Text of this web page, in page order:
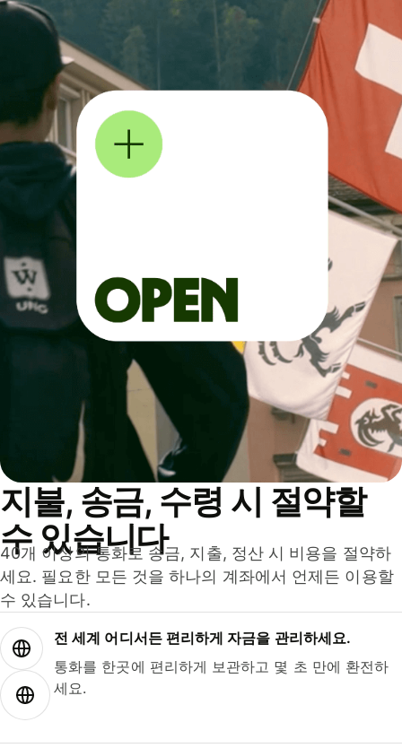
지불, 송금, 수령 시 절약할
수 있습니다
40개 이상의 통화로 송금, 지출, 정산 시 비용을 절약하
세요. 필요한 모든 것을 하나의 계좌에서 언제든 이용할
수 있습니다.
전 세계 어디서든 편리하게 자금을 관리하세요.
통화를 한곳에 편리하게 보관하고 몇 초 만에 환전하
세요.